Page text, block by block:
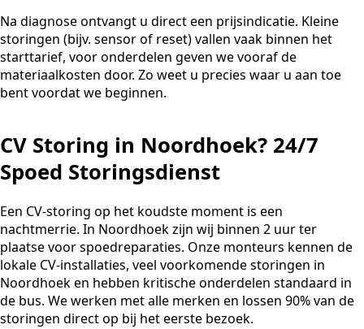
Na diagnose ontvangt u direct een prijsindicatie. Kleine
storingen (bijv. sensor of reset) vallen vaak binnen het
starttarief, voor onderdelen geven we vooraf de
materiaalkosten door. Zo weet u precies waar u aan toe
bent voordat we beginnen.
CV Storing in Noordhoek? 24/7
Spoed Storingsdienst
Een CV-storing op het koudste moment is een
nachtmerrie. In Noordhoek zijn wij binnen 2 uur ter
plaatse voor spoedreparaties. Onze monteurs kennen de
lokale CV-installaties, veel voorkomende storingen in
Noordhoek en hebben kritische onderdelen standaard in
de bus. We werken met alle merken en lossen 90% van de
storingen direct op bij het eerste bezoek.